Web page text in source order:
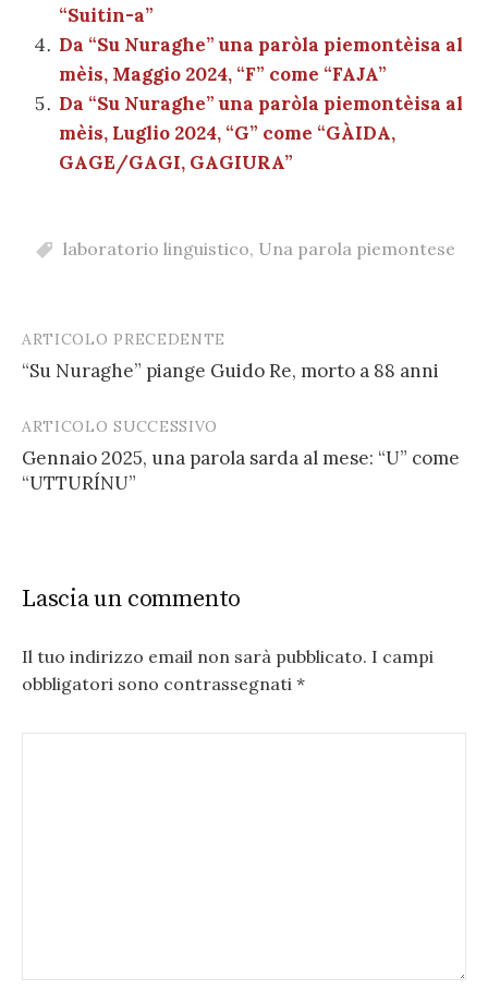
“Suitin-a”
Da “Su Nuraghe” una paròla piemontèisa al
mèis, Maggio 2024, “F” come “FAJA”
Da “Su Nuraghe” una paròla piemontèisa al
mèis, Luglio 2024, “G” come “GÀIDA,
GAGE/GAGI, GAGIURA”
laboratorio linguistico, Una parola piemontese
Post
navigation
ARTICOLO PRECEDENTE
“Su Nuraghe” piange Guido Re, morto a 88 anni
ARTICOLO SUCCESSIVO
Gennaio 2025, una parola sarda al mese: “U” come
“UTTURÍNU”
Lascia un commento
Il tuo indirizzo email non sarà pubblicato. I campi
obbligatori sono contrassegnati *